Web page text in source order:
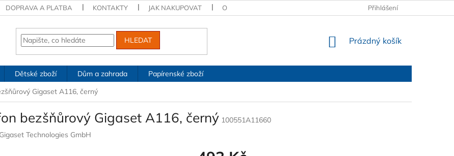
DOPRAVA A PLATBA KONTAKTY JAK NAKUPOVAT OBCHODNÍ PODMÍNKY PODMÍNKY OCHRANY OSOBNÍCH ÚDAJŮ
Přihlášení
HLEDAT
NÁKUPNÍ
Prázdný košík
Dětské zboží Dům a zahrada
Papírenské zboží
Gigaset A116, černý
bezšňůrový Gigaset A116, černý 100551A11660
Gigaset Technologies GmbH